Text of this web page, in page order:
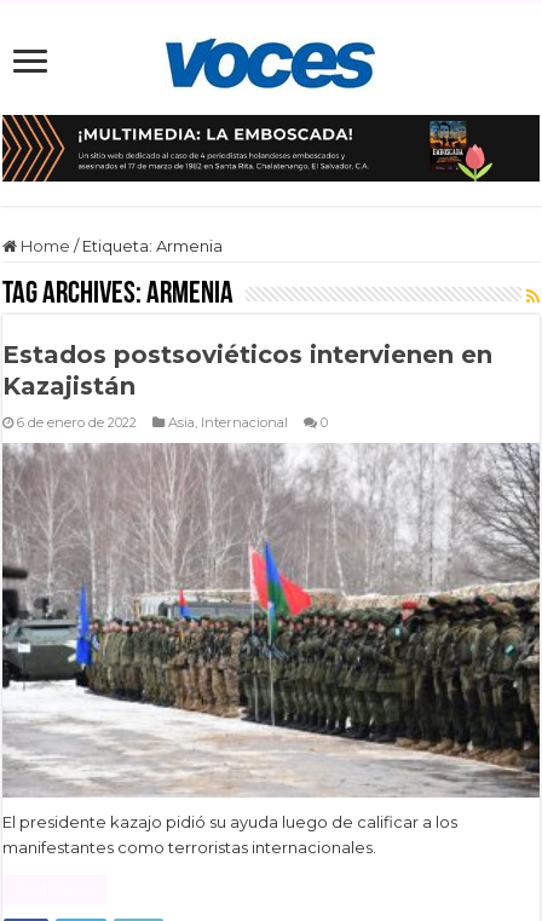
Home / Etiqueta:Armenia
Tag Archives:Armenia
Estados postsoviéticos intervienen en
Kazajistán
6 de enero de 2022 Asia, Internacional 0
El presidente kazajo pidió su ayuda luego de calificar a los
manifestantes como terroristas internacionales.